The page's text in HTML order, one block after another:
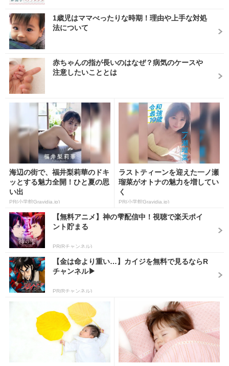
1歳児はママべったりな時期！理由や上手な対処
法について
赤ちゃんの指が長いのはなぜ？病気のケースや
注意したいこととは
海辺の街で、福井梨莉華のドキ
ッとする魅力全開！ひと夏の思
い出
PR(小学館Gravidia.jp)
ラストティーンを迎えた一ノ瀬
瑠菜がオトナの魅力を増してい
く
PR(小学館Gravidia.jp)
【無料アニメ】神の雫配信中！視聴で楽天ポイ
ント貯まる
PR(Rチャンネル)
【金は命より重い…】カイジを無料で見るならR
チャンネル▶︎
PR(Rチャンネル)